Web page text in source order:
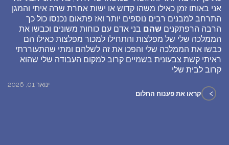
אני באותו זמן כאילו משהו קדוש או ישות אחרת שרה איתי והמגן
התרחב למבנים רבים נוספים יותר ואז פתאום נכנסו כול כך
הרבה הרפתקנים שהם בני אדם עם כוחות משונים וכבשו את
הממלכה שלי של מפלצות והתחילו למכור מפלצות כאילו הם
כבשו את הממלכה שלי והפכו את זה לשלהם ומתי שהתעוררתי
ראיתי קשת צבעונית בשמיים קרוב למקום העבודה שלי שהוא
קרוב לבית שלי
ינואר 01, 2026
> קראו את פענוח החלום